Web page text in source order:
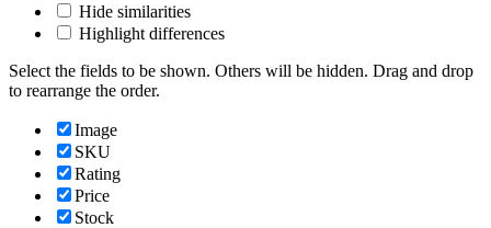
Hide similarities
Highlight differences
Select the fields to be shown. Others will be hidden. Drag and drop
to rearrange the order.
Image
SKU
Rating
Price
Stock